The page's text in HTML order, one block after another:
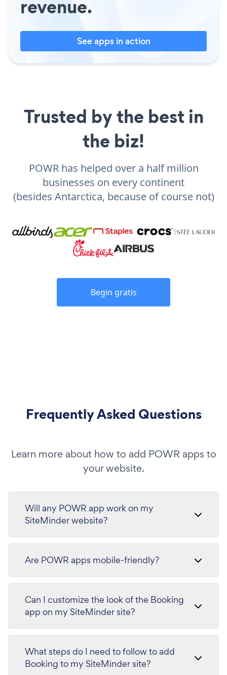
revenue.
See apps in action
Trusted by the best in
the biz!
POWR has helped over a half million
businesses on every continent
(besides Antarctica, because of course not)
Begin gratis
Frequently Asked Questions
Learn more about how to add POWR apps to
your website.
Will any POWR app work on my
SiteMinder website?
Are POWR apps mobile-friendly?
Can I customize the look of the Booking
app on my SiteMinder site?
What steps do I need to follow to add
Booking to my SiteMinder site?